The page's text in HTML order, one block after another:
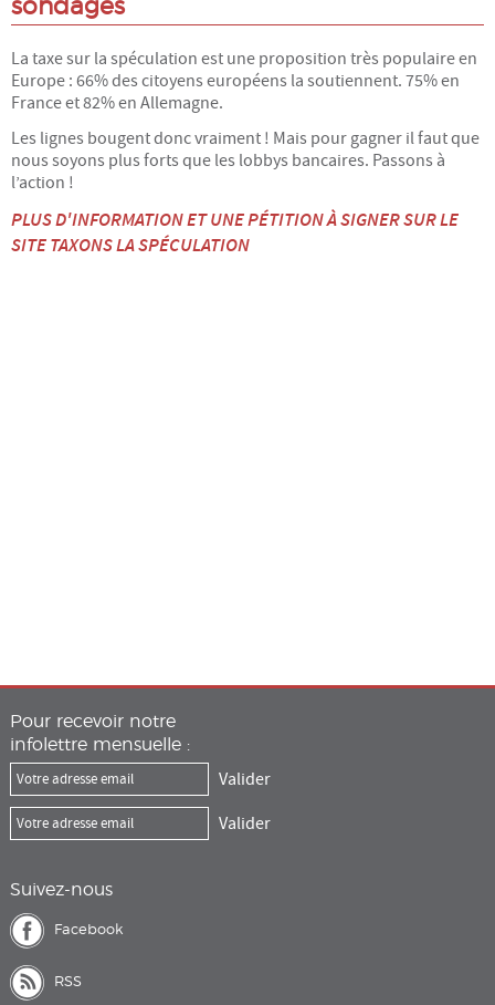
sondages
La taxe sur la spéculation est une proposition très populaire en
Europe : 66% des citoyens européens la soutiennent. 75% en
France et 82% en Allemagne.
Les lignes bougent donc vraiment ! Mais pour gagner il faut que
nous soyons plus forts que les lobbys bancaires. Passons à
l’action !
PLUS D'INFORMATION ET UNE PÉTITION À SIGNER SUR LE
SITE TAXONS LA SPÉCULATION
Pour recevoir notre
infolettre mensuelle :
Suivez-nous
Facebook
RSS